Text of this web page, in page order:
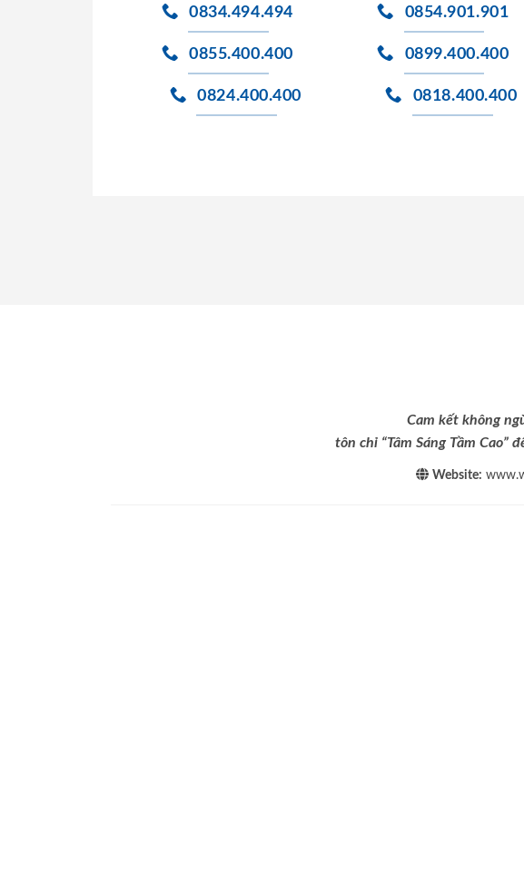
0834.494.494
0855.400.400
0824.400.400
0854.901.901
0899.400.400
0818.400.400
Cam kết không
tôn chỉ “Tâm Sáng Tầm
Website: